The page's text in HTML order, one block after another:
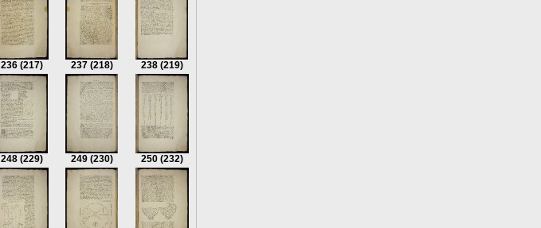
236 (217) 237 (218) 238 (219)
248 (229) 249 (230) 250 (232)